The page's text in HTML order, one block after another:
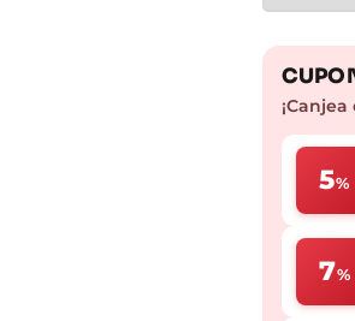
5%
7%